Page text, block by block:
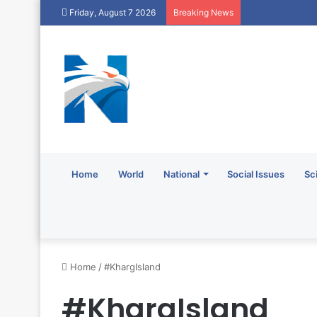
Friday, August 7 2026 Breaking News
Home World National Social Issues
Home /#KhargIsland
#KhargIsland